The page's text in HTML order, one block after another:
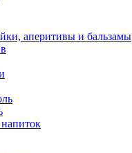
аперитивы и бальзамы